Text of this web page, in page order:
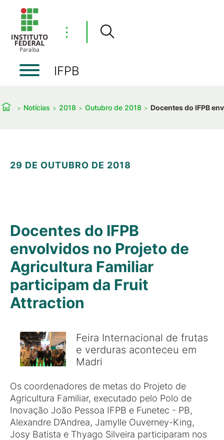
⋮
IFPB
Notícias 2018 Outubro de 2018 Docentes do IFPB
29 DE OUTUBRO DE 2018
Docentes do IFPB
envolvidos no Projeto de
Agricultura Familiar
participam da Fruit
Attraction
Feira Internacional de frutas
e verduras aconteceu em
Madri
Os coordenadores de metas do Projeto de
Agricultura Familiar, executado pelo Polo de
Inovação João Pessoa IFPB e Funetec - PB,
Alexandre D’Andrea, Jamylle Ouverney-King,
Josy Batista e Thyago Silveira participaram nos